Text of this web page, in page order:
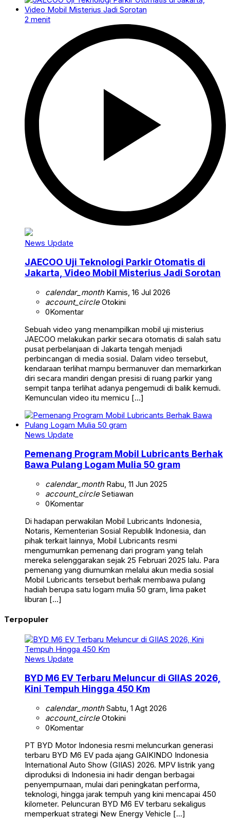
2 menit
News Update
JAECOO Uji Teknologi Parkir Otomatis di
Jakarta, Video Mobil Misterius Jadi Sorotan
calendar_monthKamis, 16 Jul 2026
account_circleOtokini
0Komentar
Sebuah video yang menampilkan mobil uji misterius
JAECOO melakukan parkir secara otomatis di salah satu
pusat perbelanjaan di Jakarta tengah menjadi
perbincangan di media sosial. Dalam video tersebut,
kendaraan terlihat mampu bermanuver dan memarkirkan
diri secara mandiri dengan presisi di ruang parkir yang
sempit tanpa terlihat adanya pengemudi di balik kemudi.
Kemunculan video itu memicu […]
News Update
Pemenang Program Mobil Lubricants Berhak
Bawa Pulang Logam Mulia 50 gram
calendar_monthRabu, 11 Jun 2025
account_circleSetiawan
0Komentar
Di hadapan perwakilan Mobil Lubricants Indonesia,
Notaris, Kementerian Sosial Republik Indonesia, dan
pihak terkait lainnya, Mobil Lubricants resmi
mengumumkan pemenang dari program yang telah
mereka selenggarakan sejak 25 Februari 2025 lalu. Para
pemenang yang diumumkan melalui akun media sosial
Mobil Lubricants tersebut berhak membawa pulang
hadiah berupa satu logam mulia 50 gram, lima paket
liburan […]
Terpopuler
News Update
BYD M6 EV Terbaru Meluncur di GIIAS 2026,
Kini Tempuh Hingga 450 Km
calendar_monthSabtu, 1 Agt 2026
account_circleOtokini
0Komentar
PT BYD Motor Indonesia resmi meluncurkan generasi
terbaru BYD M6 EV pada ajang GAIKINDO Indonesia
International Auto Show (GIIAS) 2026. MPV listrik yang
diproduksi di Indonesia ini hadir dengan berbagai
penyempurnaan, mulai dari peningkatan performa,
teknologi, hingga jarak tempuh yang kini mencapai 450
kilometer. Peluncuran BYD M6 EV terbaru sekaligus
memperkuat strategi New Energy Vehicle […]